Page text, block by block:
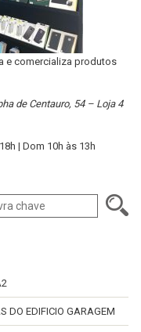
e comercializa produtos
de Centauro, 54 – Loja 4
| Dom 10h às 13h
DO EDIFICIO GARAGEM